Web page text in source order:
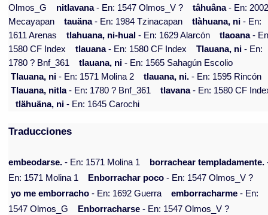
Olmos_G
nitlavana- En: 1547 Olmos_V ? tâhuâna- En:
Mecayapan
tauäna- En: 1984 Tzinacapan tlàhuana, ni - En:
1611 Arenas
tlahuana, ni-hual - En: 1629 Alarcón tlaoana-
1580 CF Index
tlauana- En: 1580 CF Index Tlauana, ni - En:
1780 ? Bnf_361
tlauana, ni - En: 1565 Sahagún Escolio
Tlauana, ni - En: 1571 Molina 2 tlauana, ni. - En: 1595 Rincón
Tlauana, nitla- En: 1780 ? Bnf_361 tlavana- En: 1580 CF
tlähuäna, ni - En: 1645 Carochi
Traducciones
embeodarse. - En: 1571 Molina 1 borrachear templadamente.
En: 1571 Molina 1
Enborrachar poco - En: 1547 Olmos_V ?
yo me emborracho - En: 1692 Guerra emborracharme - En:
1547 Olmos_G
Enborracharse - En: 1547 Olmos_V ?